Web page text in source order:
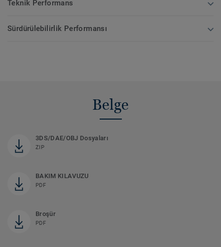
Teknik Performans
Sürdürülebilirlik Performansı
Belge
3DS/DAE/OBJ Dosyaları
ZIP
BAKIM KILAVUZU
PDF
Broşür
PDF